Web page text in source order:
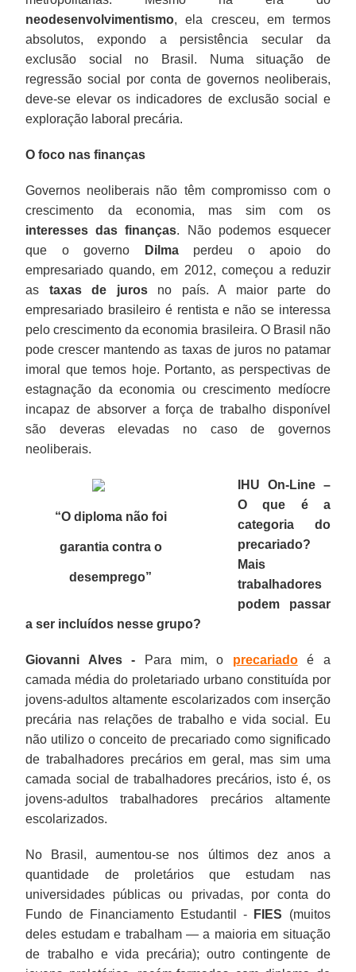
neodesenvolvimentismo, ela cresceu, em termos
absolutos, expondo a persistência secular da
exclusão social no Brasil. Numa situação de
regressão social por conta de governos neoliberais,
deve-se elevar os indicadores de exclusão social e
exploração laboral precária.
O foco nas finanças
Governos neoliberais não têm compromisso com o
crescimento da economia, mas sim com os
interesses das finanças. Não podemos esquecer
que o governo
Dilmaperdeu o apoio do
empresariado quando, em 2012, começou a reduzir
as taxas de jurosno país. A maior parte do
empresariado brasileiro é rentista e não se interessa
pelo crescimento da economia brasileira. O Brasil não
pode crescer mantendo as taxas de juros no patamar
imoral que temos hoje. Portanto, as perspectivas de
estagnação da economia ou crescimento medíocre
incapaz de absorver a força de trabalho disponível
são deveras elevadas no caso de governos
neoliberais.
“O diploma não foi
garantia contra o
desemprego”
IHU On-Line –
O que é a
categoria do
precariado?
Mais
trabalhadores
podem passar
a ser incluídos nesse grupo?
Giovanni Alves - Para mim, o precariadoé a
camada média do proletariado urbano constituída por
jovens-adultos altamente escolarizados com inserção
precária nas relações de trabalho e vida social. Eu
não utilizo o conceito de precariado como significado
de trabalhadores precários em geral, mas sim uma
camada social de trabalhadores precários, isto é, os
jovens-adultos trabalhadores precários altamente
escolarizados.
No Brasil, aumentou-se nos últimos dez anos a
quantidade de proletários que estudam nas
universidades públicas ou privadas, por conta do
Fundo de Financiamento Estudantil -
FIES (muitos
deles estudam e trabalham — a maioria em situação
de trabalho e vida precária); outro contingente de